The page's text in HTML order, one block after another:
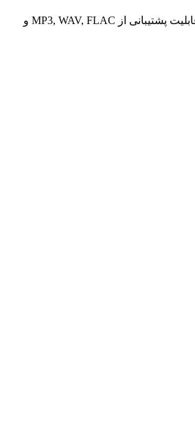
ماژول بلوتوث صوتی با قابلیت پشتیبانی از MP3, WAV, FLAC و